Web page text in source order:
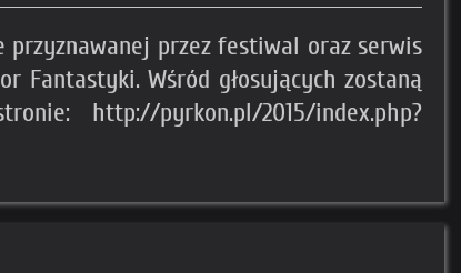
przyznawanej przez festiwal oraz serwis
Fantastyki. Wśród głosujących zostaną
http://pyrkon.pl/2015/index.php?